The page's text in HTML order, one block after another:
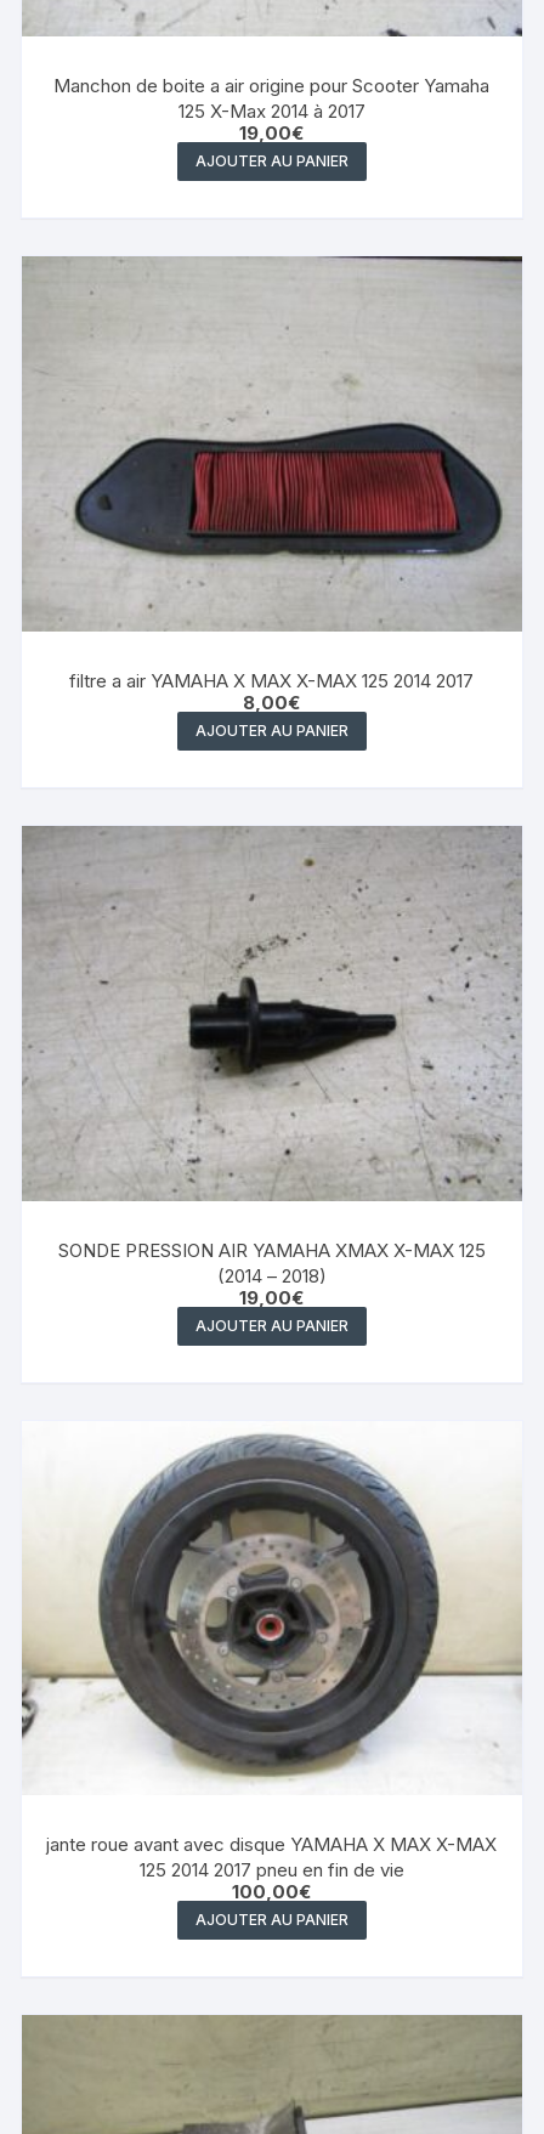
Manchon de boite a air origine pour Scooter Yamaha
125 X-Max 2014 à 2017
19,00€
AJOUTER AU PANIER
filtre a air YAMAHA X MAX X-MAX 125 2014 2017
8,00€
AJOUTER AU PANIER
SONDE PRESSION AIR YAMAHA XMAX X-MAX 125
(2014 – 2018)
19,00€
AJOUTER AU PANIER
jante roue avant avec disque YAMAHA X MAX X-MAX
125 2014 2017 pneu en fin de vie
100,00€
AJOUTER AU PANIER